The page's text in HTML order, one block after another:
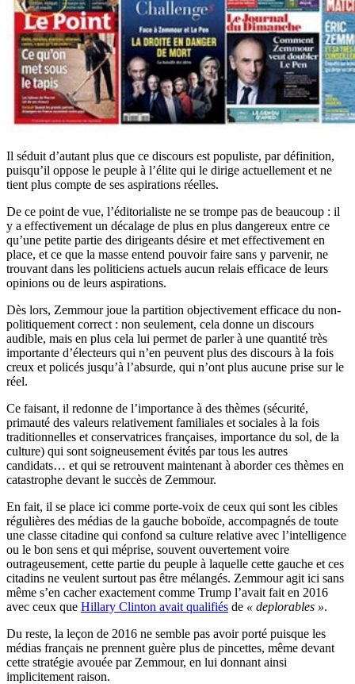
Il séduit d’autant plus que ce discours est populiste, par définition,
puisqu’il oppose le peuple à l’élite qui le dirige actuellement et ne
tient plus compte de ses aspirations réelles.
De ce point de vue, l’éditorialiste ne se trompe pas de beaucoup : il
y a effectivement un décalage de plus en plus dangereux entre ce
qu’une petite partie des dirigeants désire et met effectivement en
place, et ce que la masse entend pouvoir faire sans y parvenir, ne
trouvant dans les politiciens actuels aucun relais efficace de leurs
opinions ou de leurs aspirations.
Dès lors, Zemmour joue la partition objectivement efficace du non-
politiquement correct : non seulement, cela donne un discours
audible, mais en plus cela lui permet de parler à une quantité très
importante d’électeurs qui n’en peuvent plus des discours à la fois
creux et policés jusqu’à l’absurde, qui n’ont plus aucune prise sur le
réel.
Ce faisant, il redonne de l’importance à des thèmes (sécurité,
primauté des valeurs relativement familiales et sociales à la fois
traditionnelles et conservatrices françaises, importance du sol, de la
culture) qui sont soigneusement évités par tous les autres
candidats… et qui se retrouvent maintenant à aborder ces thèmes en
catastrophe devant le succès de Zemmour.
En fait, il se place ici comme porte-voix de ceux qui sont les cibles
régulières des médias de la gauche boboïde, accompagnés de toute
une classe citadine qui confond sa culture relative avec l’intelligence
ou le bon sens et qui méprise, souvent ouvertement voire
outrageusement, cette partie du peuple à laquelle cette gauche et ces
citadins ne veulent surtout pas être mélangés. Zemmour agit ici sans
même s’en cacher exactement comme Trump l’avait fait en 2016
avec ceux que Hillary Clinton avait qualifiés de « deplorables ».
Du reste, la leçon de 2016 ne semble pas avoir porté puisque les
médias français ne prennent guère plus de pincettes, même devant
cette stratégie avouée par Zemmour, en lui donnant ainsi
implicitement raison.